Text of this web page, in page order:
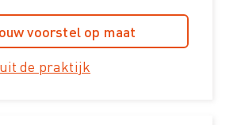
voorstel op maat
de praktijk